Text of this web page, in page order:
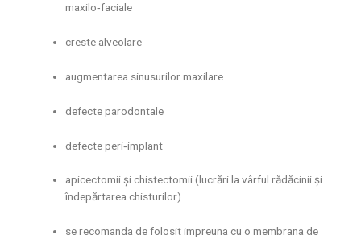
maxilo‑faciale
creste alveolare
augmentarea sinusurilor maxilare
defecte parodontale
defecte peri‑implant
apicectomii şi chistectomii (lucrări la vârful rădăcinii şi
îndepărtarea chisturilor).
se recomanda de folosit impreuna cu o membrana de